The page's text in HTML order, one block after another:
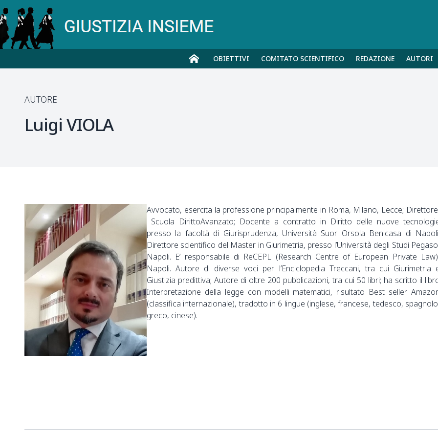
OBIETTIVI COMITATO SCIENTIFICO REDAZIONE AUTORI
AUTORE
Luigi VIOLA
Avvocato, esercita la professione principalmente in Roma, Milano, Lecce; Direttore
Scuola DirittoAvanzato; Docente a contratto in Diritto delle nuove
presso la facoltà di Giurisprudenza, Università Suor Orsola Benicasa di
Direttore scientifico del Master in Giurimetria, presso l’Università degli Studi
Napoli. E’ responsabile di ReCEPL (Research Centre of European Private
Napoli. Autore di diverse voci per l’Enciclopedia Treccani, tra cui Giurimetria
Giustizia predittiva; Autore di oltre 200 pubblicazioni, tra cui 50 libri; ha scritto il
Interpretazione della legge con modelli matematici, risultato Best seller
(classifica internazionale), tradotto in 6 lingue (inglese, francese, tedesco,
greco, cinese).